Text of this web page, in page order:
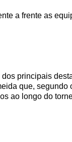
a frente as
principais
que, segundo
ao longo do